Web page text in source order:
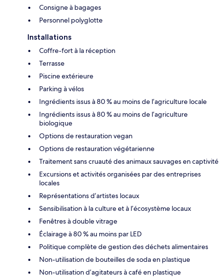
Consigne à bagages
Personnel polyglotte
Installations
Coffre-fort à la réception
Terrasse
Piscine extérieure
Parking à vélos
Ingrédients issus à 80 % au moins de l’agriculture locale
Ingrédients issus à 80 % au moins de l’agriculture
biologique
Options de restauration vegan
Options de restauration végétarienne
Traitement sans cruauté des animaux sauvages en captivité
Excursions et activités organisées par des entreprises
locales
Représentations d’artistes locaux
Sensibilisation à la culture et à l’écosystème locaux
Fenêtres à double vitrage
Éclairage à 80 % au moins par LED
Politique complète de gestion des déchets alimentaires
Non-utilisation de bouteilles de soda en plastique
Non-utilisation d’agitateurs à café en plastique